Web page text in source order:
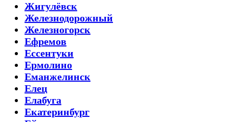
Жигулёвск
Железнодорожный
Железногорск
Ефремов
Ессентуки
Ермолино
Еманжелинск
Елец
Елабуга
Екатеринбург